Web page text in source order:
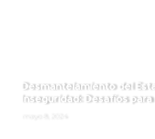
Desmantelamiento del
Inseguridad: Desafíos